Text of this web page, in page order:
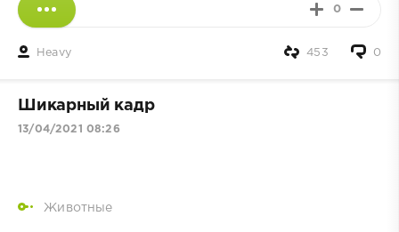
0
Heavy 0
453
Шикарный кадр
13/04/2021 08:26
Животные